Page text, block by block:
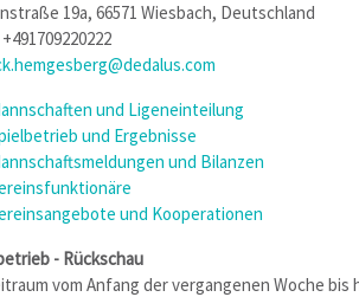
19a, 66571 Wiesbach, Deutschland
und Ligeneinteilung
und Ergebnisse
und Bilanzen
und Kooperationen
- Rückschau
vom Anfang der vergangenen Woche